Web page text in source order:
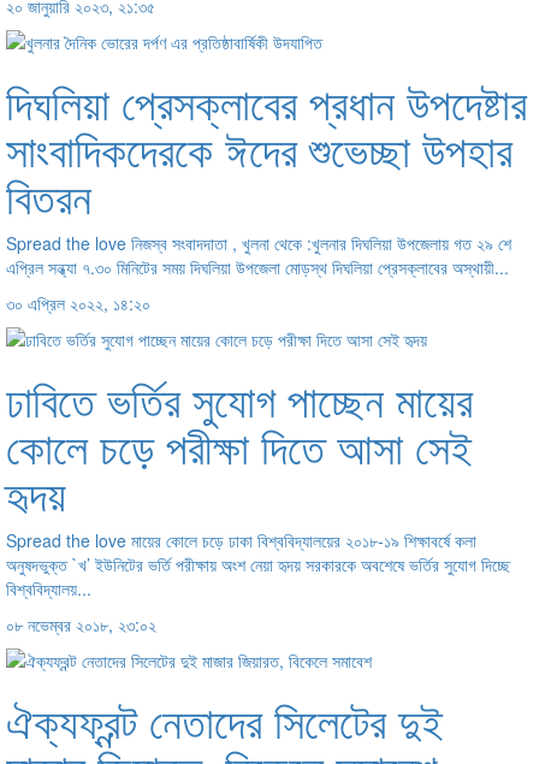
২০ জানুয়ারি ২০২৩, ২১:৩৫
দিঘলিয়া প্রেসক্লাবের প্রধান উপদেষ্টার
সাংবাদিকদেরকে ঈদের শুভেচ্ছা উপহার
বিতরন
Spread the love নিজস্ব সংবাদদাতা , খুলনা থেকে :খুলনার দিঘলিয়া উপজেলায় গত ২৯ শে
এপ্রিল সন্ধ্যা ৭.৩০ মিনিটের সময় দিঘলিয়া উপজেলা মোড়স্থ দিঘলিয়া প্রেসক্লাবের অস্থায়ী...
৩০ এপ্রিল ২০২২, ১৪:২০
ঢাবিতে ভর্তির সুযোগ পাচ্ছেন মায়ের
কোলে চড়ে পরীক্ষা দিতে আসা সেই
হৃদয়
Spread the love মায়ের কোলে চড়ে ঢাকা বিশ্ববিদ্যালয়ের ২০১৮-১৯ শিক্ষাবর্ষে কলা
অনুষদভুক্ত `খ’ ইউনিটের ভর্তি পরীক্ষায় অংশ নেয়া হৃদয় সরকারকে অবশেষে ভর্তির সুযোগ দিচ্ছে
বিশ্ববিদ্যালয়...
০৮ নভেম্বর ২০১৮, ২৩:০২
ঐক্যফ্রন্ট নেতাদের সিলেটের দুই